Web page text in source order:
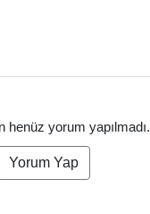
henüz yorum yapılmadı.
Yorum Yap